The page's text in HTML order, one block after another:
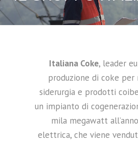
Italiana Coke, leader
produzione di coke per
siderurgia e prodotti
un impianto di
mila megawatt
elettrica, che viene